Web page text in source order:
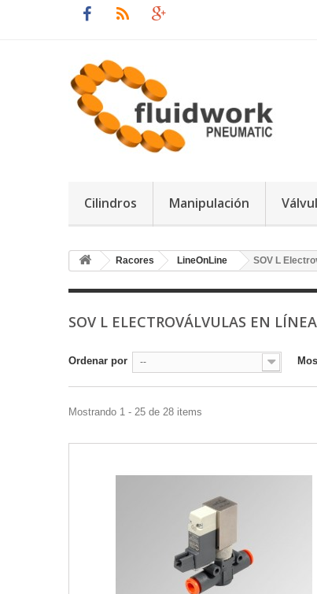
Cilindros Manipulación
Racores LineOnLine SOV L
SOV L ELECTROVÁLVULAS EN LÍNEA
Ordenar por --
Mostrando 1 - 25 de 28 items